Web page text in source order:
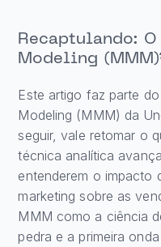
Recaptulando:
Modeling
Este artigo faz parte
Modeling (MMM) da
seguir, vale retomar o
técnica analítica
entenderem o impacto
marketing sobre as
MMM como a ciência
pedra e a primeira